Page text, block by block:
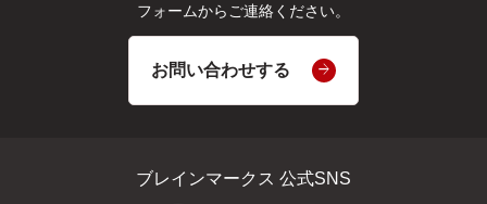
フォームからご連絡ください。
お問い合わせする
ブレインマークス 公式SNS